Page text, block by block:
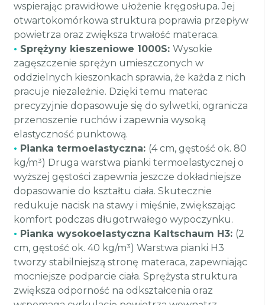
wspierając prawidłowe ułożenie kręgosłupa. Jej
otwartokomórkowa struktura poprawia przepływ
powietrza oraz zwiększa trwałość materaca.
• Sprężyny kieszeniowe 1000S: Wysokie
zagęszczenie sprężyn umieszczonych w
oddzielnych kieszonkach sprawia, że każda z nich
pracuje niezależnie. Dzięki temu materac
precyzyjnie dopasowuje się do sylwetki, ogranicza
przenoszenie ruchów i zapewnia wysoką
elastyczność punktową.
• Pianka termoelastyczna: (4 cm, gęstość ok. 80
kg/m³) Druga warstwa pianki termoelastycznej o
wyższej gęstości zapewnia jeszcze dokładniejsze
dopasowanie do kształtu ciała. Skutecznie
redukuje nacisk na stawy i mięśnie, zwiększając
komfort podczas długotrwałego wypoczynku.
• Pianka wysokoelastyczna Kaltschaum H3: (2
cm, gęstość ok. 40 kg/m³) Warstwa pianki H3
tworzy stabilniejszą stronę materaca, zapewniając
mocniejsze podparcie ciała. Sprężysta struktura
zwiększa odporność na odkształcenia oraz